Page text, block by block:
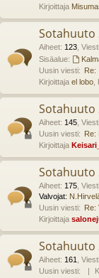
Kirjoittaja
Sotahuuto
Aiheet: 123
Sisäalue:
Uusin viesti: Re:
Kirjoittaja el lobo
Sotahuuto
Aiheet: 145
Uusin viesti: Re:
Kirjoittaja
Sotahuuto
Aiheet: 175
Valvojat:
Uusin viesti: Re:
Kirjoittaja
Sotahuuto
Aiheet: 161
Uusin viesti: